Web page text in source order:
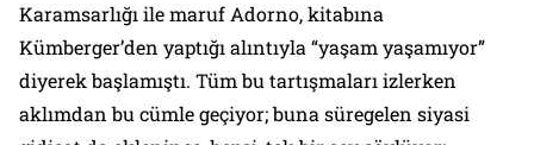
Karamsarlığı ile maruf Adorno, kitabına
Kümberger’den yaptığı alıntıyla “yaşam yaşamıyor”
diyerek başlamıştı. Tüm bu tartışmaları izlerken
aklımdan bu cümle geçiyor; buna süregelen siyasi